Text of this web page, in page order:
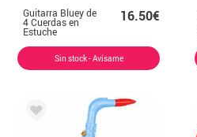
Guitarra Bluey de
4 Cuerdas en
Estuche
16.50€
Sin stock - Avísame